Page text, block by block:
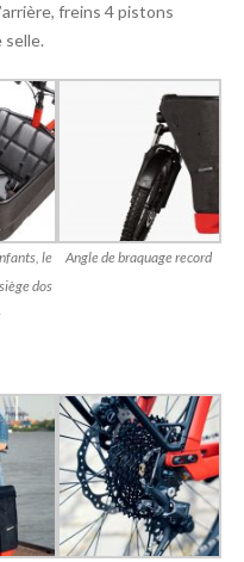
freins 4 pistons
selle.
le
dos
Angle de braquage record